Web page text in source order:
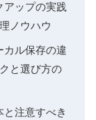
アップの実践
ノウハウ
カル保存の違
と選び方の
注意すべき